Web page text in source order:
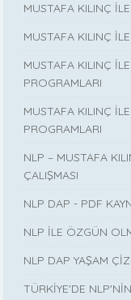
MUSTAFA KILINÇ
MUSTAFA KILINÇ
MUSTAFA KILINÇ
PROGRAMLARI
MUSTAFA KILINÇ
PROGRAMLARI
NLP – MUSTAFA
ÇALIŞMASI
NLP DAP - PDF
NLP İLE ÖZGÜN
NLP DAP YAŞAM
TÜRKİYE'DE